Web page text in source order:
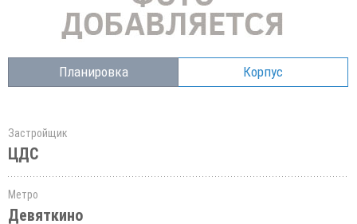
Планировка Корпус
Застройщик
ЦДС
Метро
Девяткино